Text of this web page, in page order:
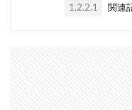
1.2.2.1 関連